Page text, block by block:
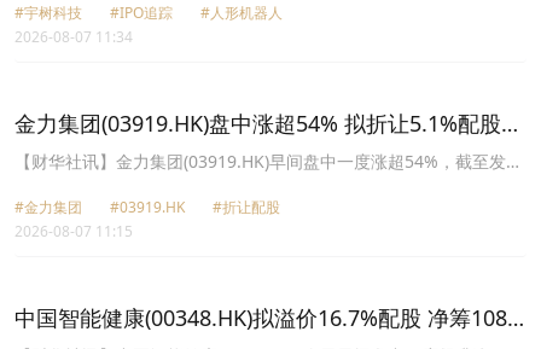
整体发行市值约609.93亿元；本次发行4044.64万股新股，占发行后
总股本10%。
#宇树科技 #IPO追踪
#人形机器人
2026-08-07 11:34
金力集团(03919.HK)盘中涨超54% 拟折让5.1%配股净
筹410万港元
【财华社讯】金力集团(03919.HK)早间盘中一度涨超54%，截至发
6日，公司拟向认购人(私人投资者高健行)配售合共649.2万股新股
份，相当于经发行认购股份扩大后公司已发行股本约14.3%。配售价
410万港元，公司拟将其中约80%用作偿还集团将于未来六个月到期
的银行融资；及约20%用作一般营运资金。完成后，认购人将成为公
#金力集团 #03919.HK
#折让配股
2026-08-07 11:15
中国智能健康(00348.HK)拟溢价16.7%配股 净筹1080